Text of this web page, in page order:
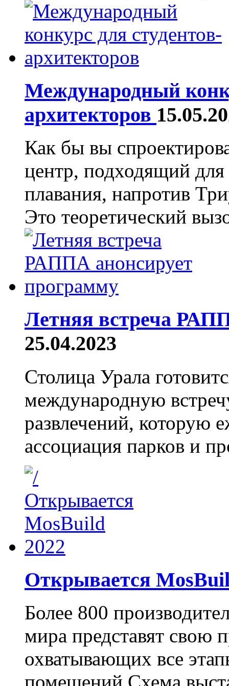
Международный
архитекторов
Как бы вы
центр, подходящий
плавания, напротив
Это теоретический
Летняя встреча
25.04.2023
Столица Урала
международную
развлечений, которую
ассоциация парков и
Открывается
Более 800
мира представят свою
охватывающих все